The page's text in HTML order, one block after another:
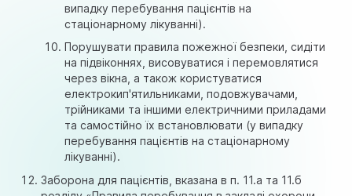
випадку перебування пацієнтів на
стаціонарному лікуванні).
Порушувати правила пожежної безпеки, сидіти
на підвіконнях, висовуватися і перемовлятися
через вікна, а також користуватися
електрокип'ятильниками, подовжувачами,
трійниками та іншими електричними приладами
та самостійно їх встановлювати (у випадку
перебування пацієнтів на стаціонарному
лікуванні).
Заборона для пацієнтів, вказана в п. 11.а та 11.б